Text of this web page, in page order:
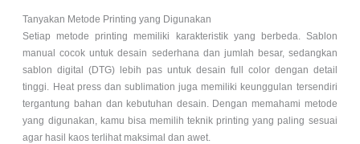
Tanyakan Metode Printing yang Digunakan
Setiap metode printing memiliki karakteristik yang berbeda. Sablon
manual cocok untuk desain sederhana dan jumlah besar, sedangkan
sablon digital (DTG) lebih pas untuk desain full color dengan detail
tinggi. Heat press dan sublimation juga memiliki keunggulan tersendiri
tergantung bahan dan kebutuhan desain. Dengan memahami metode
yang digunakan, kamu bisa memilih teknik printing yang paling sesuai
agar hasil kaos terlihat maksimal dan awet.